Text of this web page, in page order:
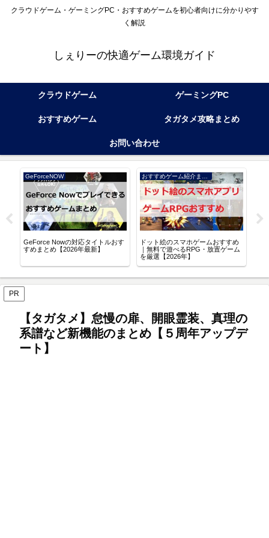
クラウドゲーム・ゲーミングPC・おすすめゲームを初心者向けに分かりやす
く解説
しぇりーの快適ゲーム環境ガイド
クラウドゲーム ゲーミングPC
おすすめゲーム タガタメ攻略まとめ
お問い合わせ
GeForceNOW
GeForce Nowの対応タイトルおす
すめまとめ【2026年最新】
ドット絵のスマホゲームおすすめ
｜無料で遊べるRPG・放置ゲーム
を厳選【2026年】
PR
【タガタメ】怠慢の扉、開眼霊装、真理の
系譜など新機能のまとめ【５周年アップデ
ート】